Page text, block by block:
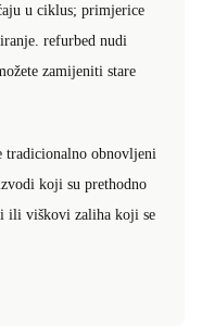
u ciklus; primjerice
refurbed nudi
zamijeniti stare
tradicionalno obnovljeni
koji su prethodno
ili viškovi zaliha koji se